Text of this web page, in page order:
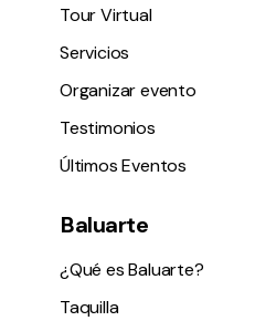
Tour Virtual
Servicios
Organizar evento
Testimonios
Últimos Eventos
Baluarte
¿Qué es Baluarte?
Taquilla